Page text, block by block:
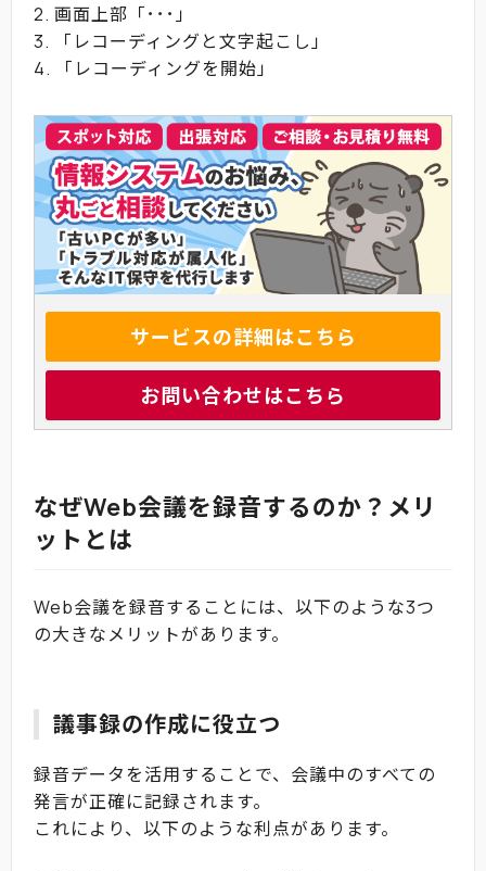
2. 画面上部「･･･」
3. 「レコーディングと文字起こし」
4. 「レコーディングを開始」
サービスの詳細はこちら
お問い合わせはこちら
なぜWeb会議を録音するのか？メリ
ットとは
Web会議を録音することには、以下のような3つ
の大きなメリットがあります。
議事録の作成に役立つ
録音データを活用することで、会議中のすべての
発言が正確に記録されます。
これにより、以下のような利点があります。